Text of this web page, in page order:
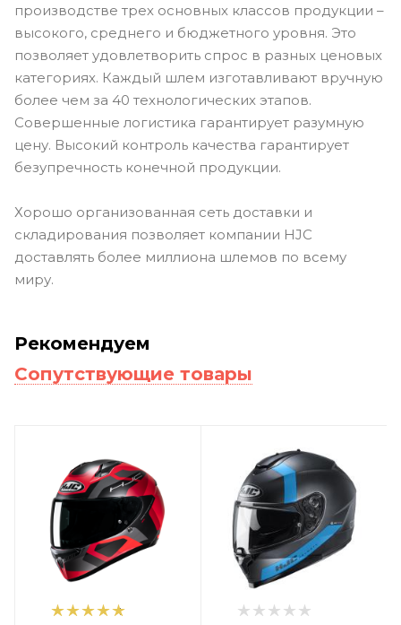
производстве трех основных классов продукции –
высокого, среднего и бюджетного уровня. Это
позволяет удовлетворить спрос в разных ценовых
категориях. Каждый шлем изготавливают вручную
более чем за 40 технологических этапов.
Совершенные логистика гарантирует разумную
цену. Высокий контроль качества гарантирует
безупречность конечной продукции.
Хорошо организованная сеть доставки и
складирования позволяет компании HJC
доставлять более миллиона шлемов по всему
миру.
Рекомендуем
Сопутствующие товары
1